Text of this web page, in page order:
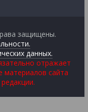
защищены.
данных.
отражает
материалов сайта